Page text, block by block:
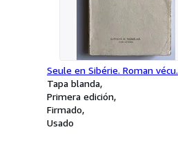
Seule en Sibérie. Roman vécu.
Tapa blanda
Primera edición
Firmado
Usado